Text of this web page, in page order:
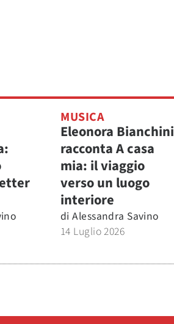
MUSICA
Eleonora Bianchini
racconta A casa
mia: il viaggio
verso un luogo
interiore
di Alessandra Savino
14 Luglio 2026